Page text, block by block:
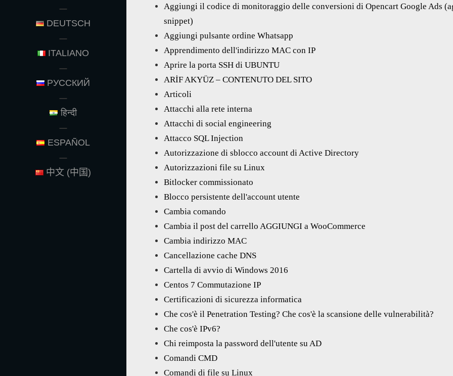
DEUTSCH
ITALIANO
РУССКИЙ
हिन्दी
ESPAÑOL
中文 (中国)
Aggiungi il codice di monitoraggio delle conversioni di Opencart Google Ads
snippet)
Aggiungi pulsante ordine Whatsapp
Apprendimento dell'indirizzo MAC con IP
Aprire la porta SSH di UBUNTU
ARİF AKYÜZ – CONTENUTO DEL SITO
Articoli
Attacchi alla rete interna
Attacchi di social engineering
Attacco SQL Injection
Autorizzazione di sblocco account di Active Directory
Autorizzazioni file su Linux
Bitlocker commissionato
Blocco persistente dell'account utente
Cambia comando
Cambia il post del carrello AGGIUNGI a WooCommerce
Cambia indirizzo MAC
Cancellazione cache DNS
Cartella di avvio di Windows 2016
Centos 7 Commutazione IP
Certificazioni di sicurezza informatica
Che cos'è il Penetration Testing? Che cos'è la scansione delle vulnerabilità?
Che cos'è IPv6?
Chi reimposta la password dell'utente su AD
Comandi CMD
Comandi di file su Linux